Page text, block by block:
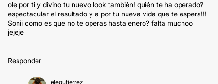
ole por ti y divino tu nuevo look también! quién te ha operado?
espectacular el resultado y a por tu nueva vida que te espera!!!
Sonii como es que no te operas hasta enero? falta muchoo
jejeje
Responder
elegutierrez